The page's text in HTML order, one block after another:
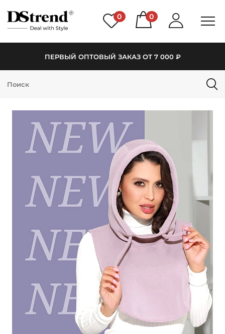
0 0
ПЕРВЫЙ ОПТОВЫЙ ЗАКАЗ ОТ 7 000 ₽
КАТАЛОГ
НОВИНКИ
PREMIUM
РАСПРОДАЖА
КОНТАКТЫ
О НАС